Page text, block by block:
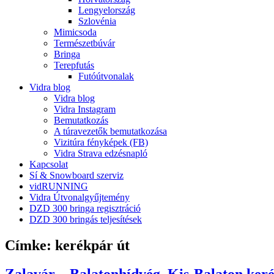
Lengyelország
Szlovénia
Mimicsoda
Természetbúvár
Bringa
Terepfutás
Futóútvonalak
Vidra blog
Vidra blog
Vidra Instagram
Bemutatkozás
A túravezetők bemutatkozása
Vizitúra fényképek (FB)
Vidra Strava edzésnapló
Kapcsolat
Sí & Snowboard szerviz
vidRUNNING
Vidra Útvonalgyűjtemény
DZD 300 bringa regisztráció
DZD 300 bringás teljesítések
Címke: kerékpár út